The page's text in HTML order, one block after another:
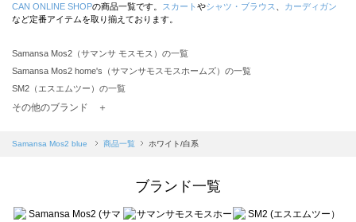
CAN ONLINE SHOPの商品一覧です。 スカート やシャツ・ブラウス
カーディガン
など定番アイテムを取り揃えております。
Samansa Mos2（サマンサ モスモス）の一覧
Samansa Mos2 home's（サマンサモスモスホームズ）の一覧
SM2（エスエムツー）の一覧
TSUHARU by Samansa Mos2（ツハルバイサマンサモスモス）の一覧
Samansa Mos2 blue（サマンサモスモス ブルー）の一覧
Te chichi（テチチ）の一覧
その他のブランド ＋
Samansa Mos2 blue 商品一覧 ホワイト/白系
ブランド一覧